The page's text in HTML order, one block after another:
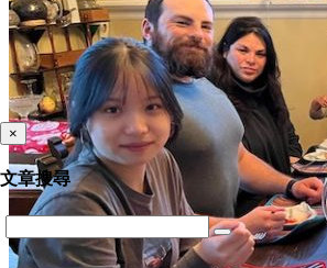
×
文章搜尋